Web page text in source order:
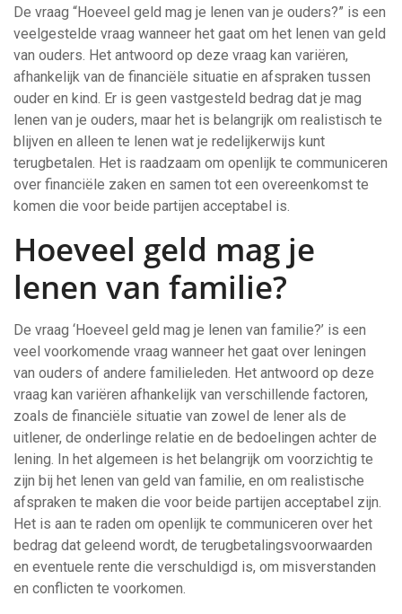
De vraag “Hoeveel geld mag je lenen van je ouders?” is een
veelgestelde vraag wanneer het gaat om het lenen van geld
van ouders. Het antwoord op deze vraag kan variëren,
afhankelijk van de financiële situatie en afspraken tussen
ouder en kind. Er is geen vastgesteld bedrag dat je mag
lenen van je ouders, maar het is belangrijk om realistisch te
blijven en alleen te lenen wat je redelijkerwijs kunt
terugbetalen. Het is raadzaam om openlijk te communiceren
over financiële zaken en samen tot een overeenkomst te
komen die voor beide partijen acceptabel is.
Hoeveel geld mag je
lenen van familie?
De vraag ‘Hoeveel geld mag je lenen van familie?’ is een
veel voorkomende vraag wanneer het gaat over leningen
van ouders of andere familieleden. Het antwoord op deze
vraag kan variëren afhankelijk van verschillende factoren,
zoals de financiële situatie van zowel de lener als de
uitlener, de onderlinge relatie en de bedoelingen achter de
lening. In het algemeen is het belangrijk om voorzichtig te
zijn bij het lenen van geld van familie, en om realistische
afspraken te maken die voor beide partijen acceptabel zijn.
Het is aan te raden om openlijk te communiceren over het
bedrag dat geleend wordt, de terugbetalingsvoorwaarden
en eventuele rente die verschuldigd is, om misverstanden
en conflicten te voorkomen.